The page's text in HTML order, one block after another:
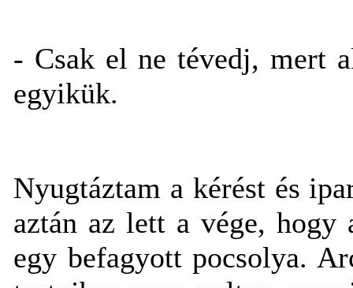
- Csak el ne tévedj, mert
egyikük.
Nyugtáztam a kérést és
aztán az lett a vége, hogy
egy befagyott pocsolya.